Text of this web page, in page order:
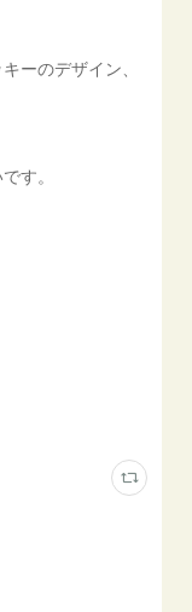
ーのデザイン、
す。